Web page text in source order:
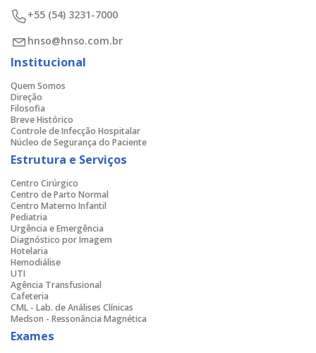
+55 (54) 3231-7000
hnso@hnso.com.br
Institucional
Quem Somos
Direção
Filosofia
Breve Histórico
Controle de Infecção Hospitalar
Núcleo de Segurança do Paciente
Estrutura e Serviços
Centro Cirúrgico
Centro de Parto Normal
Centro Materno Infantil
Pediatria
Urgência e Emergência
Diagnóstico por Imagem
Hotelaria
Hemodiálise
UTI
Agência Transfusional
Cafeteria
CML - Lab. de Análises Clínicas
Medson - Ressonância Magnética
Exames